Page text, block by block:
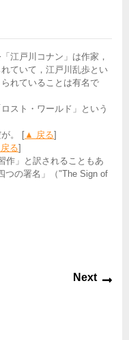
江戸川コナン」は作家，
ていて，江戸川乱歩とい
れていることは有名で
スト・ワールド」という
。 [ ▲ 戻る]
る]
作」と訳されることもあ
つの署名」（"The Sign of
Next